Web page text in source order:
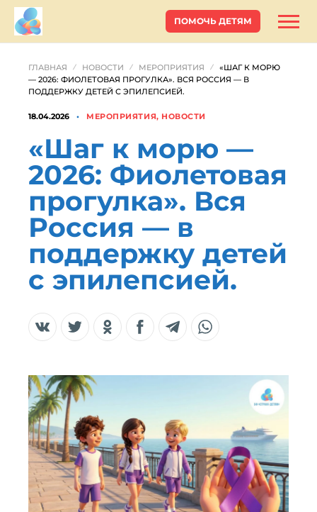
ПОМОЧЬ ДЕТЯМ
ГЛАВНАЯ НОВОСТИ МЕРОПРИЯТИЯ
«ШАГ К МОРЮ
— 2026: ФИОЛЕТОВАЯ ПРОГУЛКА». ВСЯ РОССИЯ — В
ПОДДЕРЖКУ ДЕТЕЙ С ЭПИЛЕПСИЕЙ.
18.04.2026 МЕРОПРИЯТИЯ, НОВОСТИ
«Шаг к морю —
2026: Фиолетовая
прогулка». Вся
Россия — в
поддержку детей
с эпилепсией.